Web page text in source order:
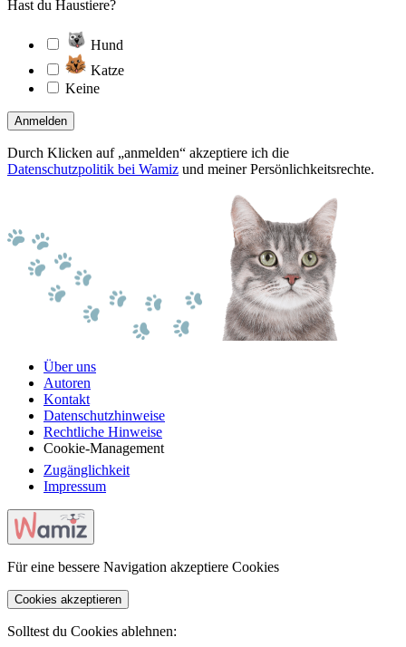
Hast du Haustiere?
Hund
Katze
Keine
Anmelden
Durch Klicken auf „anmelden“ akzeptiere ich die
Datenschutzpolitik bei Wamiz und meiner Persönlichkeitsrechte.
Über uns
Autoren
Kontakt
Datenschutzhinweise
Rechtliche Hinweise
Cookie-Management
Zugänglichkeit
Impressum
Für eine bessere Navigation akzeptiere Cookies
Cookies akzeptieren
Solltest du Cookies ablehnen: